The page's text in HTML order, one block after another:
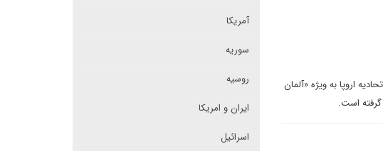
اروپا به ویژه «آلمان
است.
آمریکا
سوریه
روسیه
ایران و امریکا
اسرائیل